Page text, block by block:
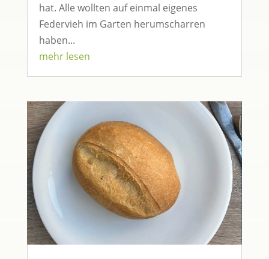
hat. Alle wollten auf einmal eigenes
Federvieh im Garten herumscharren
haben...
mehr lesen